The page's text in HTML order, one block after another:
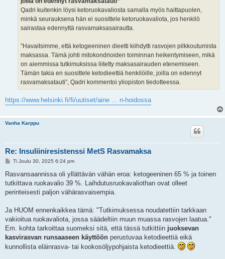
Qadri kuitenkin löysi ketoruokavaliosta samalla myös haittapuolen,
minkä seurauksena hän ei suosittele ketoruokavaliota, jos henkilö
sairastaa edennyttä rasvamaksasairautta.
”Havaitsimme, että ketogeeninen dieetti kiihdytti rasvojen pilkkoutumista
maksassa. Tämä johti mitokondrioiden toiminnan heikentymiseen, mikä
on aiemmissa tutkimuksissa liitetty maksasairauden etenemiseen.
Tämän takia en suosittele ketodieettiä henkilöille, joilla on edennyt
rasvamaksatauti”, Qadri kommentoi yliopiston tiedotteessa.
https://www.helsinki.fi/fi/uutiset/aine ... n-hoidossa
Vanha Karppu
Re: Insuliiniresistenssi MetS Rasvamaksa
V
e
t
i
Ti Joulu 30, 2025 6:24 pm
Rasvansaannissa oli yllättävän vähän eroa: ketogeeninen 65 % ja toinen
tutkittava ruokavalio 39 %. Laihdutusruokavaliothan ovat olleet
perinteisesti paljon vähärasvaisempia.
Ja HUOM ennenkaikkea tämä: "Tutkimuksessa noudatettiin tarkkaan
vakioitua ruokavaliota, jossa säädeltiin muun muassa rasvojen laatua."
Em. kohta tarkoittaa suomeksi sitä, että tässä tutkittiin juoksevan
kasvirasvan runsaaseen käyttöön perustuvaa ketodieettiä eikä
kunnollista eläinrasva- tai kookosöljypohjaista ketodieettiä.